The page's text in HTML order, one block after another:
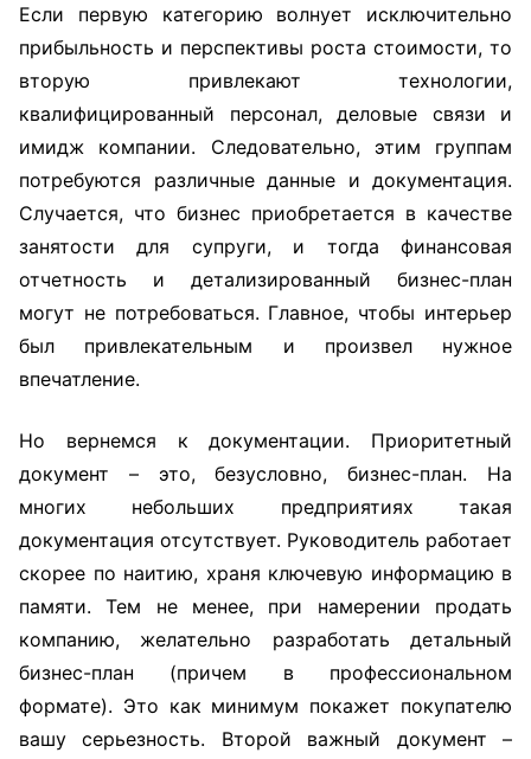
Если первую категорию волнует исключительно
прибыльность и перспективы роста стоимости, то
вторую привлекают технологии,
квалифицированный персонал, деловые связи и
имидж компании. Следовательно, этим группам
потребуются различные данные и документация.
Случается, что бизнес приобретается в качестве
занятости для супруги, и тогда финансовая
отчетность и детализированный бизнес-план
могут не потребоваться. Главное, чтобы интерьер
был привлекательным и произвел нужное
впечатление.
Но вернемся к документации. Приоритетный
документ – это, безусловно, бизнес-план. На
многих небольших предприятиях такая
документация отсутствует. Руководитель работает
скорее по наитию, храня ключевую информацию в
памяти. Тем не менее, при намерении продать
компанию, желательно разработать детальный
бизнес-план (причем в профессиональном
формате). Это как минимум покажет покупателю
вашу серьезность. Второй важный документ –